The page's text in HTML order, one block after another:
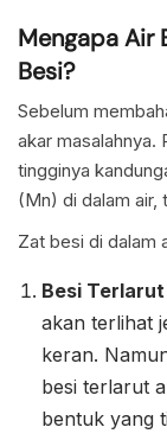
Mengapa Air
Besi?
Sebelum
akar masalahnya.
tingginya
(Mn) di dalam air,
Zat besi di dalam
Besi
akan terlihat
keran.
besi terlarut
bentuk yang